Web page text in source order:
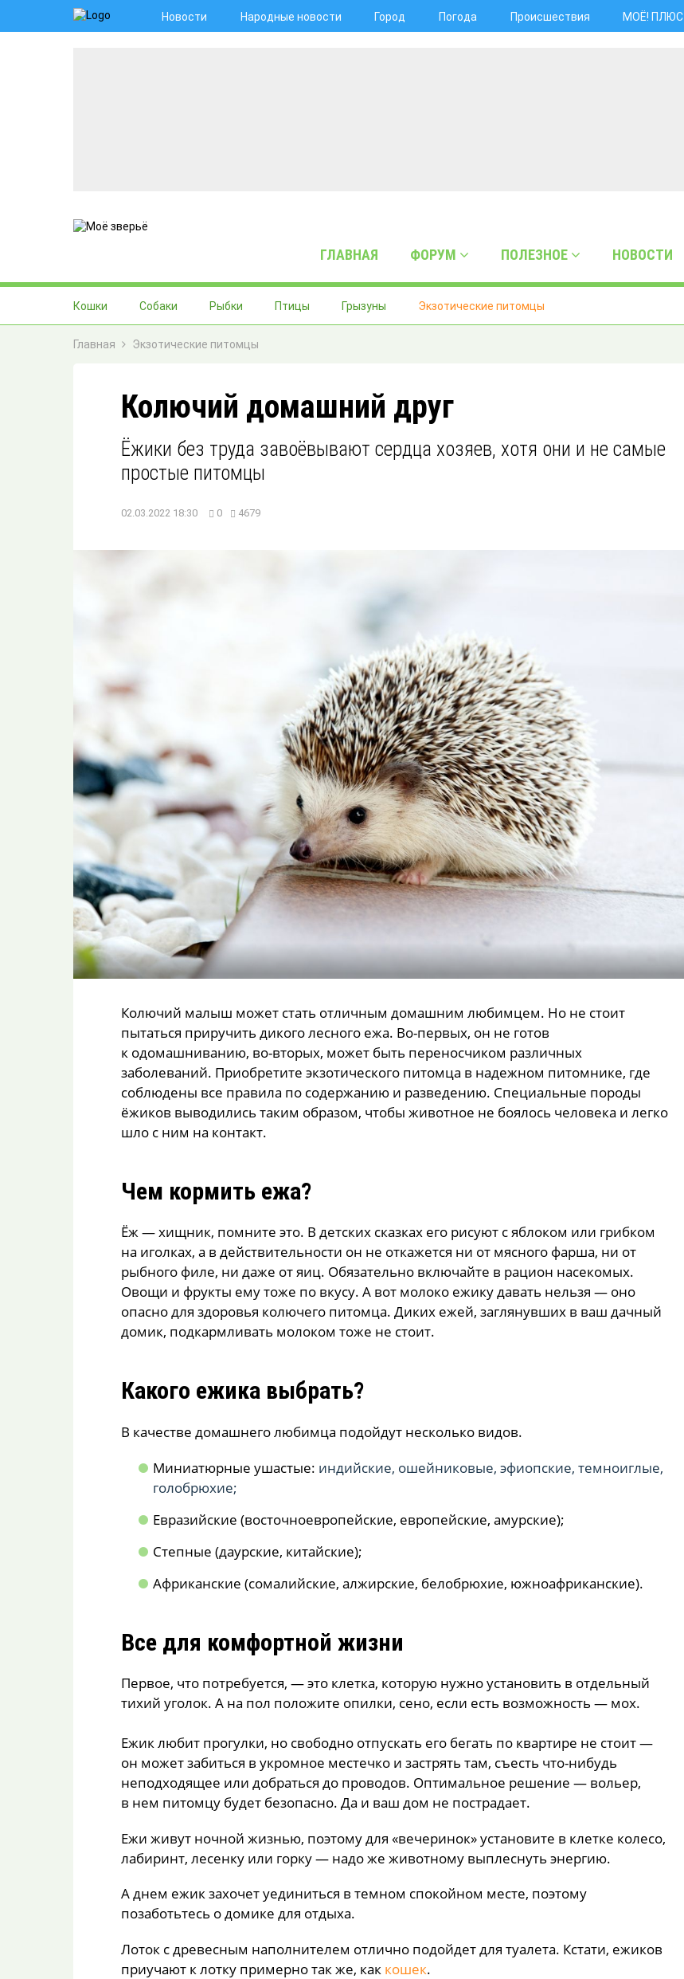
Новости Народные новости Город Погода Происшествия МОЁ! ПЛЮС
ГЛАВНАЯ ФОРУМ ПОЛЕЗНОЕ НОВОСТИ
Кошки Собаки Рыбки Птицы Грызуны Экзотические питомцы
Главная Экзотические питомцы
Колючий домашний друг
Ёжики без труда завоёвывают сердца хозяев, хотя они и не самые
простые питомцы
02.03.2022 18:30 0 4679
Колючий малыш может стать отличным домашним любимцем. Но не стоит
пытаться приручить дикого лесного ежа. Во-первых, он не готов
к одомашниванию, во-вторых, может быть переносчиком различных
заболеваний. Приобретите экзотического питомца в надежном питомнике, где
соблюдены все правила по содержанию и разведению. Специальные породы
ёжиков выводились таким образом, чтобы животное не боялось человека и легко
шло с ним на контакт.
Чем кормить ежа?
Ёж — хищник, помните это. В детских сказках его рисуют с яблоком или грибком
на иголках, а в действительности он не откажется ни от мясного фарша, ни от
рыбного филе, ни даже от яиц. Обязательно включайте в рацион насекомых.
Овощи и фрукты ему тоже по вкусу. А вот молоко ежику давать нельзя — оно
опасно для здоровья колючего питомца. Диких ежей, заглянувших в ваш дачный
домик, подкармливать молоком тоже не стоит.
Какого ежика выбрать?
В качестве домашнего любимца подойдут несколько видов.
Миниатюрные ушастые: индийские, ошейниковые, эфиопские, темноиглые,
голобрюхие;
Евразийские (восточноевропейские, европейские, амурские);
Степные (даурские, китайские);
Африканские (сомалийские, алжирские, белобрюхие, южноафриканские).
Все для комфортной жизни
Первое, что потребуется, — это клетка, которую нужно установить в отдельный
тихий уголок. А на пол положите опилки, сено, если есть возможность — мох.
Ежик любит прогулки, но свободно отпускать его бегать по квартире не стоит —
он может забиться в укромное местечко и застрять там, съесть что-нибудь
неподходящее или добраться до проводов. Оптимальное решение — вольер,
в нем питомцу будет безопасно. Да и ваш дом не пострадает.
Ежи живут ночной жизнью, поэтому для «вечеринок» установите в клетке колесо,
лабиринт, лесенку или горку — надо же животному выплеснуть энергию.
А днем ежик захочет уединиться в темном спокойном месте, поэтому
позаботьтесь о домике для отдыха.
Лоток с древесным наполнителем отлично подойдет для туалета. Кстати, ежиков
приучают к лотку примерно так же, как кошек.